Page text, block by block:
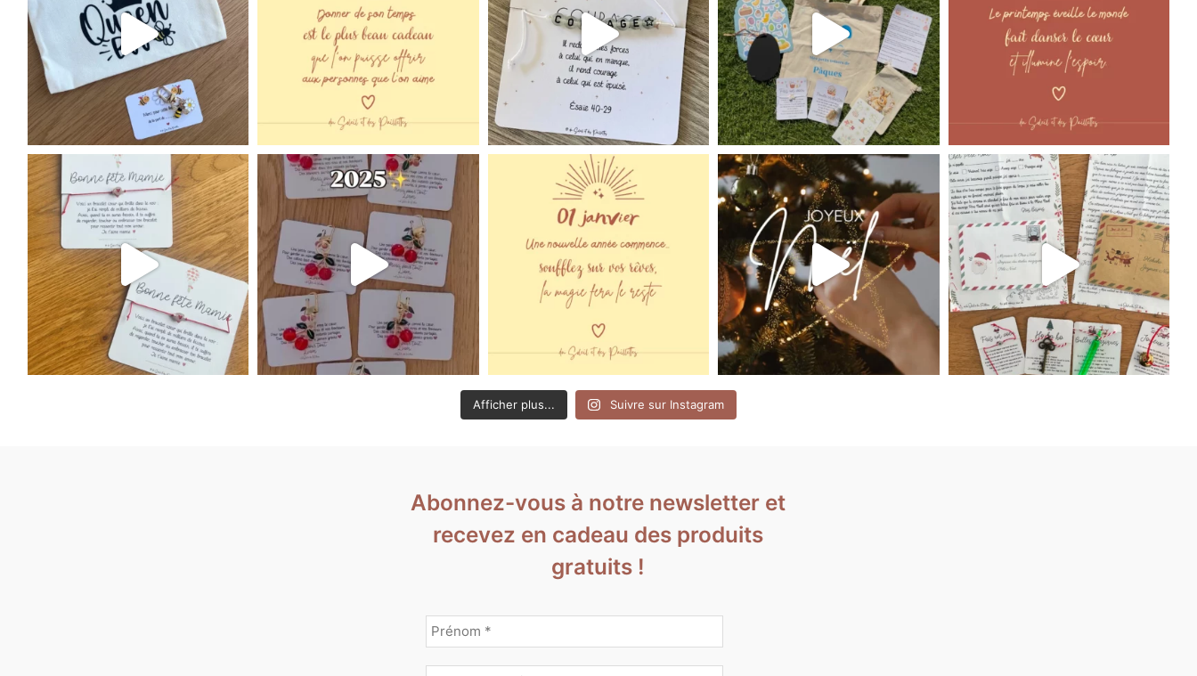
Afficher plus... Suivre sur Instagram
Abonnez-vous à notre newsletter et
recevez en cadeau des produits
gratuits !